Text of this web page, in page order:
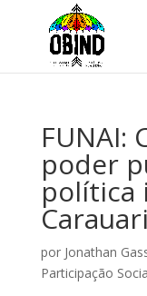
FUNAI:
poder
política
por Jonathan
Participação